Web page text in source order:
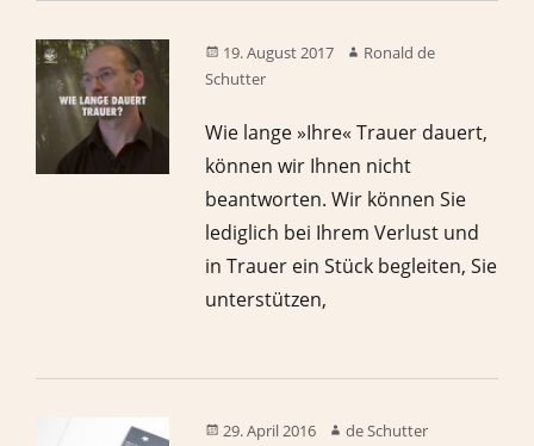
19. August 2017
Ronald de
Schutter
Wie lange »Ihre« Trauer dauert,
können wir Ihnen nicht
beantworten. Wir können Sie
lediglich bei Ihrem Verlust und
in Trauer ein Stück begleiten, Sie
unterstützen,
29. April 2016 de Schutter